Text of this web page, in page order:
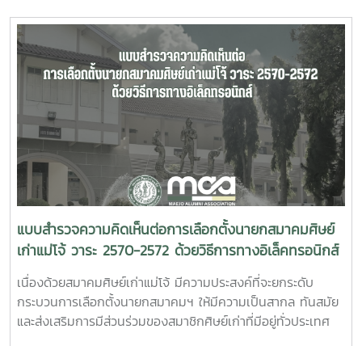
แบบสำรวจความคิดเห็นต่อการเลือกตั้งนายกสมาคมศิษย์
เก่าแม่โจ้ วาระ 2570-2572 ด้วยวิธีการทางอิเล็คทรอนิกส์
เนื่องด้วยสมาคมศิษย์เก่าแม่โจ้ มีความประสงค์ที่จะยกระดับ
กระบวนการเลือกตั้งนายกสมาคมฯ ให้มีความเป็นสากล ทันสมัย
และส่งเสริมการมีส่วนร่วมของสมาชิกศิษย์เก่าที่มีอยู่ทั่วประเทศ